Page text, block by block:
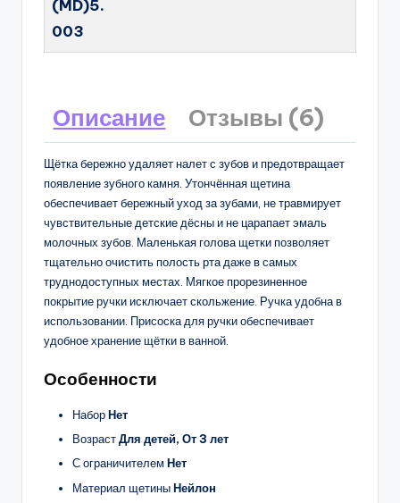
(MD)5.
003
Описание Отзывы (6)
Щётка бережно удаляет налет с зубов и предотвращает
появление зубного камня. Утончённая щетина
обеспечивает бережный уход за зубами, не травмирует
чувствительные детские дёсны и не царапает эмаль
молочных зубов. Маленькая голова щетки позволяет
тщательно очистить полость рта даже в самых
труднодоступных местах. Мягкое прорезиненное
покрытие ручки исключает скольжение. Ручка удобна в
использовании. Присоска для ручки обеспечивает
удобное хранение щётки в ванной.
Особенности
НаборНет
ВозрастДля детей, От 3 лет
С ограничителем Нет
Материал щетиныНейлон